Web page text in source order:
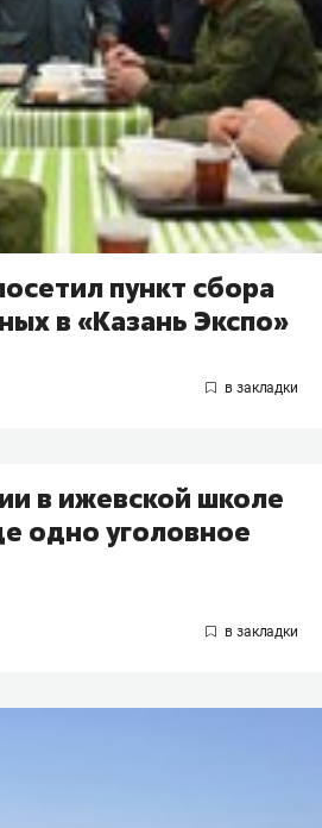
пункт сбора
в «Казань Экспо»
в ижевской школе
одно уголовное